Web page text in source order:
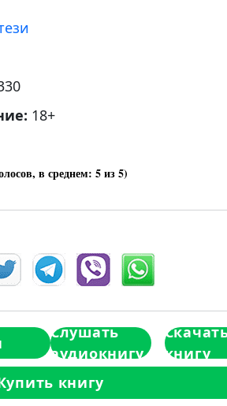
18+
в среднем: 5из 5)
Слушать
аудиокнигу
книгу
книгу